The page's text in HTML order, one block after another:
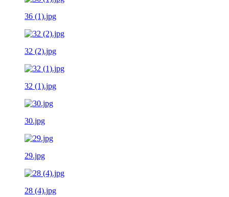
36 (1).jpg
32 (2).jpg
32 (1).jpg
30.jpg
29.jpg
28 (4).jpg